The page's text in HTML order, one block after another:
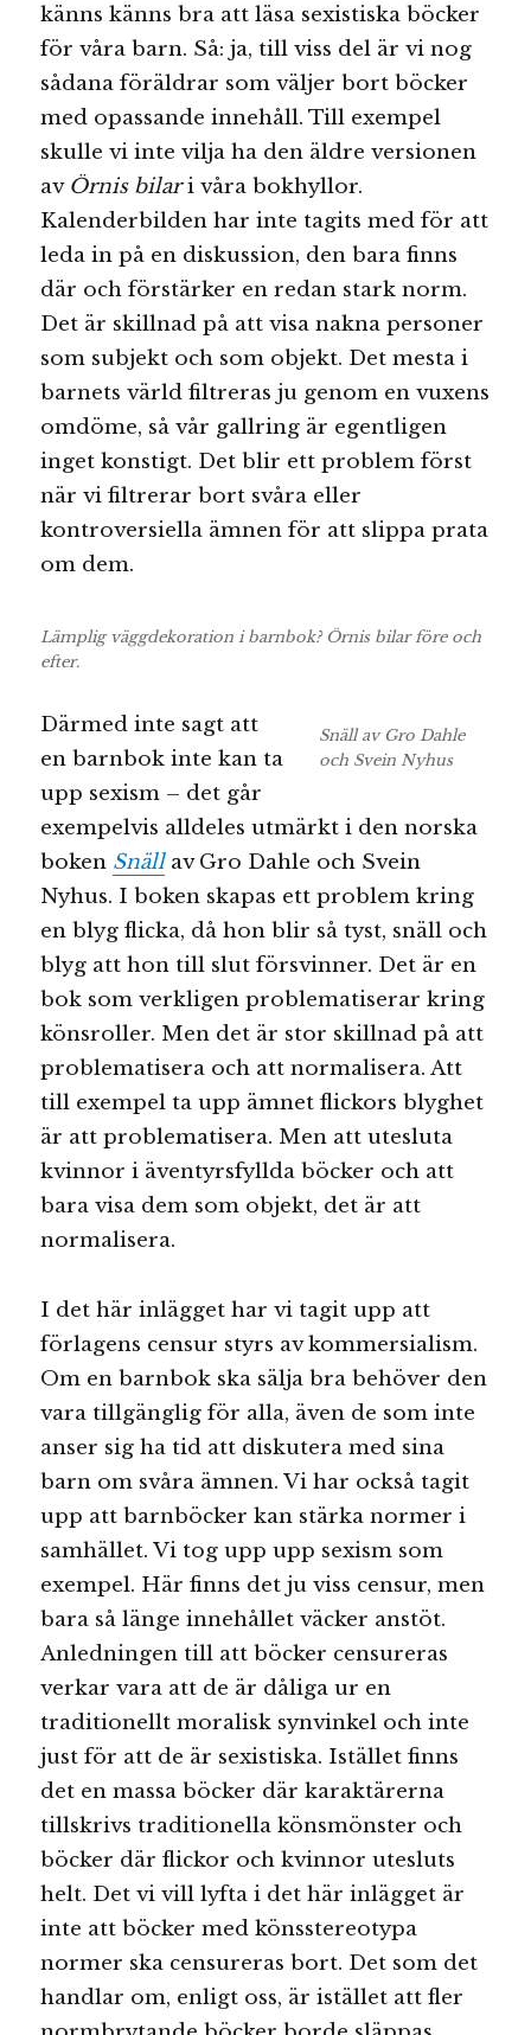
känns känns bra att läsa sexistiska böcker
för våra barn. Så: ja, till viss del är vi nog
sådana föräldrar som väljer bort böcker
med opassande innehåll. Till exempel
skulle vi inte vilja ha den äldre versionen
av Örnis bilari våra bokhyllor.
Kalenderbilden har inte tagits med för att
leda in på en diskussion, den bara finns
där och förstärker en redan stark norm.
Det är skillnad på att visa nakna personer
som subjekt och som objekt. Det mesta i
barnets värld filtreras ju genom en vuxens
omdöme, så vår gallring är egentligen
inget konstigt. Det blir ett problem först
när vi filtrerar bort svåra eller
kontroversiella ämnen för att slippa prata
om dem.
Lämplig väggdekoration i barnbok? Örnis bilar före och
efter.
Snäll av Gro Dahle
och Svein Nyhus
Därmed inte sagt att
en barnbok inte kan ta
upp sexism – det går
exempelvis alldeles utmärkt i den norska
boken Snällav Gro Dahle och Svein
Nyhus. I boken skapas ett problem kring
en blyg flicka, då hon blir så tyst, snäll och
blyg att hon till slut försvinner. Det är en
bok som verkligen problematiserar kring
könsroller. Men det är stor skillnad på att
problematisera och att normalisera. Att
till exempel ta upp ämnet flickors blyghet
är att problematisera. Men att utesluta
kvinnor i äventyrsfyllda böcker och att
bara visa dem som objekt, det är att
normalisera.
I det här inlägget har vi tagit upp att
förlagens censur styrs av kommersialism.
Om en barnbok ska sälja bra behöver den
vara tillgänglig för alla, även de som inte
anser sig ha tid att diskutera med sina
barn om svåra ämnen. Vi har också tagit
upp att barnböcker kan stärka normer i
samhället. Vi tog upp upp sexism som
exempel. Här finns det ju viss censur, men
bara så länge innehållet väcker anstöt.
Anledningen till att böcker censureras
verkar vara att de är dåliga ur en
traditionellt moralisk synvinkel och inte
just för att de är sexistiska. Istället finns
det en massa böcker där karaktärerna
tillskrivs traditionella könsmönster och
böcker där flickor och kvinnor utesluts
helt. Det vi vill lyfta i det här inlägget är
inte att böcker med könsstereotypa
normer ska censureras bort. Det som det
handlar om, enligt oss, är istället att fler